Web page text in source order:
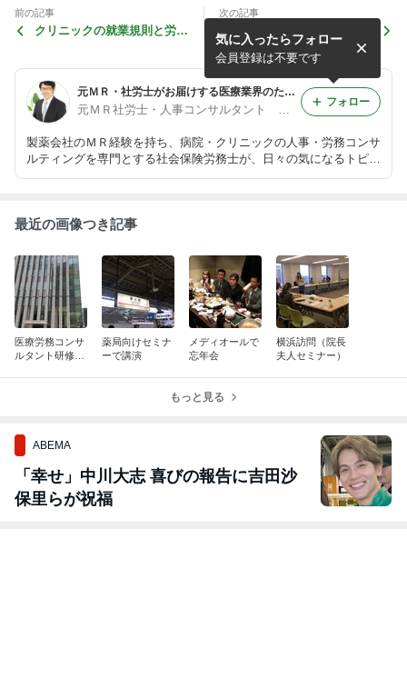
前の記事
クリニックの就業規則と労働
次の記事
半沢直樹で話題の「出向」に
ついて
元ＭＲ・社労士がお届けする医療業界のための人事・労務Ｎｅｗｓ
元ＭＲ社労士・人事コンサルタント 長友秀樹
製薬会社のＭＲ経験を持ち、病院・クリニックの人事・労務コンサ
ルティングを専門とする社会保険労務士が、日々の気になるトピッ
気に入ったらフォロー
会員登録は不要です
フォロー
最近の画像つき記事
医療労務コンサ
ルタント研修を
薬局向けセミナ
ーで講演
メディオールで
忘年会
横浜訪問（院長
夫人セミナー）
もっと見る
ABEMA
「幸せ」中川大志 喜びの報告に吉田沙
保里らが祝福